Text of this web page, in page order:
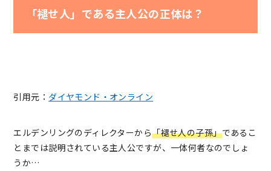
「褪せ人」である主人公の正体は？
引用元： ダイヤモンド・オンライン
エルデンリングのディレクターから「褪せ人の子孫」であるこ
とまでは説明されている主人公ですが、一体何者なのでしょ
うか…